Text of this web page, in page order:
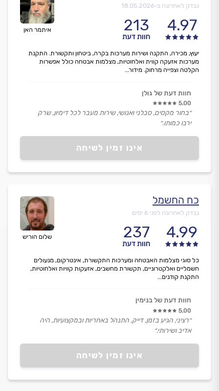
איתמר האן
נבדק לאחרונה ב-18.05.2026
4.97
213
חוות דעת
אינו זמין לשיחה
יעוץ, מכירה, התקנה ושירות מערכות בקרה, ביטחון ותקשורת. התקנת
מערכות אזעקה קווית ואלחוטיות, מצלמות אבטחה כולל אפשרות
הקלטה וצפייה מרחוק. מידור...
חוות דעת של גולן
5.00
״בחור מקסים, סבלני ואנושי, שירות מעבר לכל דימיון, שרק
ירבו כמותו.״
שלום הוריש
כח החשמל
נבדק לאחרונה לפני 6 ימים
4.99
237
חוות דעת
אינו זמין לשיחה
כל סוגי מצלמות האבטחה ומערכות התקשורת, אינטרקום, מנעולים
חשמליים ואלקטרוניים, תקשורת מחשבים, אזעקות קוויות ואלחוטיות,
התקנת קודנים...
חוות דעת של בנימין
5.00
״רציני, הגיע בזמן, דייק, התנהל באחריות ובמקצועיות, היה
אדיב ושירותי.״